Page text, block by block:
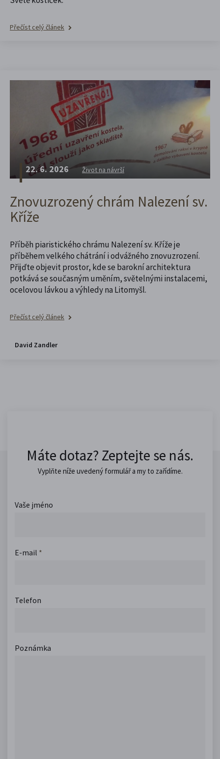
Přečíst celý článek
22. 6. 2026 Život na návrší
Znovuzrozený chrám Nalezení sv.
Kříže
Příběh piaristického chrámu Nalezení sv. Kříže je
příběhem velkého chátrání i odvážného znovuzrození.
Přijďte objevit prostor, kde se barokní architektura
potkává se současným uměním, světelnými instalacemi,
ocelovou lávkou a výhledy na Litomyšl.
Přečíst celý článek
David Zandler
Máte dotaz? Zeptejte se nás.
Vyplňte níže uvedený formulář a my to zařídíme.
Vaše jméno
E-mail *
Telefon
Poznámka